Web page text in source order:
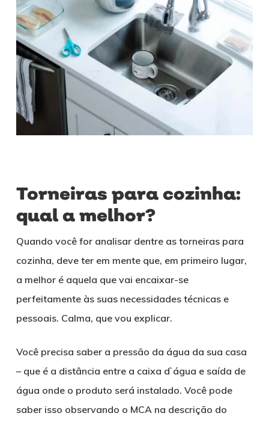
Torneiras para cozinha:
qual a melhor?
Quando você for analisar dentre as torneiras para
cozinha, deve ter em mente que, em primeiro lugar,
a melhor é aquela que vai encaixar-se
perfeitamente às suas necessidades técnicas e
pessoais. Calma, que vou explicar.
Você precisa saber a pressão da água da sua casa
– que é a distância entre a caixa d`água e saída de
água onde o produto será instalado. Você pode
saber isso observando o MCA na descrição do